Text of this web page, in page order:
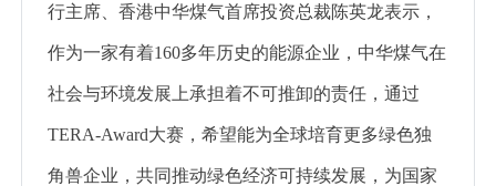
行主席、香港中华煤气首席投资总裁陈英龙表示，
作为一家有着160多年历史的能源企业，中华煤气在
社会与环境发展上承担着不可推卸的责任，通过
TERA-Award大赛，希望能为全球培育更多绿色独
角兽企业，共同推动绿色经济可持续发展，为国家